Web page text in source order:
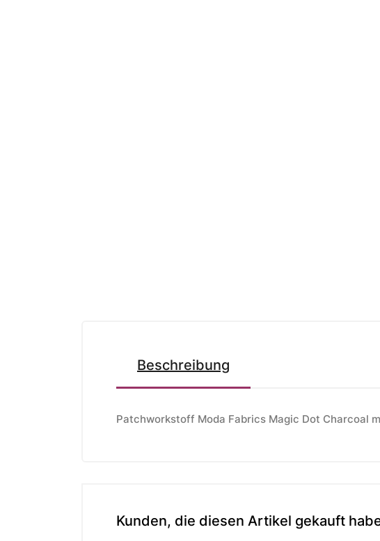
Beschreibung
Patchworkstoff Moda Fabrics Magic Dot Charcoal
Kunden, die diesen Artikel gekauft